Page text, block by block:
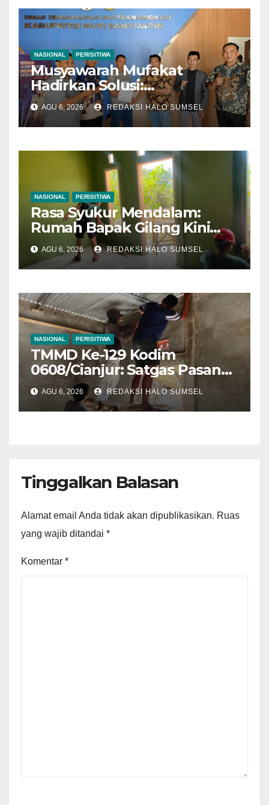
NASIONAL PERISITIWA
Musyawarah Mufakat
Hadirkan Solusi:
Disnakertrans Muba Fasilitasi
Mediasi PT Panca Agung
Sejati dan Pekerja Hingga
AGU 6, 2026 REDAKSI HALO SUMSEL
NASIONAL PERISITIWA
Rasa Syukur Mendalam:
Rumah Bapak Gilang Kini
Semakin Layak Ditempati
AGU 6, 2026 REDAKSI HALO SUMSEL
NASIONAL PERISITIWA
TMMD Ke-129 Kodim
0608/Cianjur: Satgas Pasang
Keramik Dan Plafon Rumah
Bapak Angga, Progres
Rutilahu Capai 78,6 Persen
AGU 6, 2026 REDAKSI HALO SUMSEL
Tinggalkan Balasan
Alamat email Anda tidak akan dipublikasikan. Ruas
yang wajib ditandai *
Komentar *